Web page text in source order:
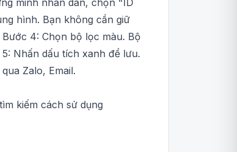
minh nhân dân, chọn "ID
hình. Bạn không cần giữ
4: Chọn bộ lọc màu. Bộ
Nhấn dấu tích xanh để lưu.
Zalo, Email.
kiếm cách sử dụng